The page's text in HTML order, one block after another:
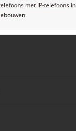
met IP-telefoons in